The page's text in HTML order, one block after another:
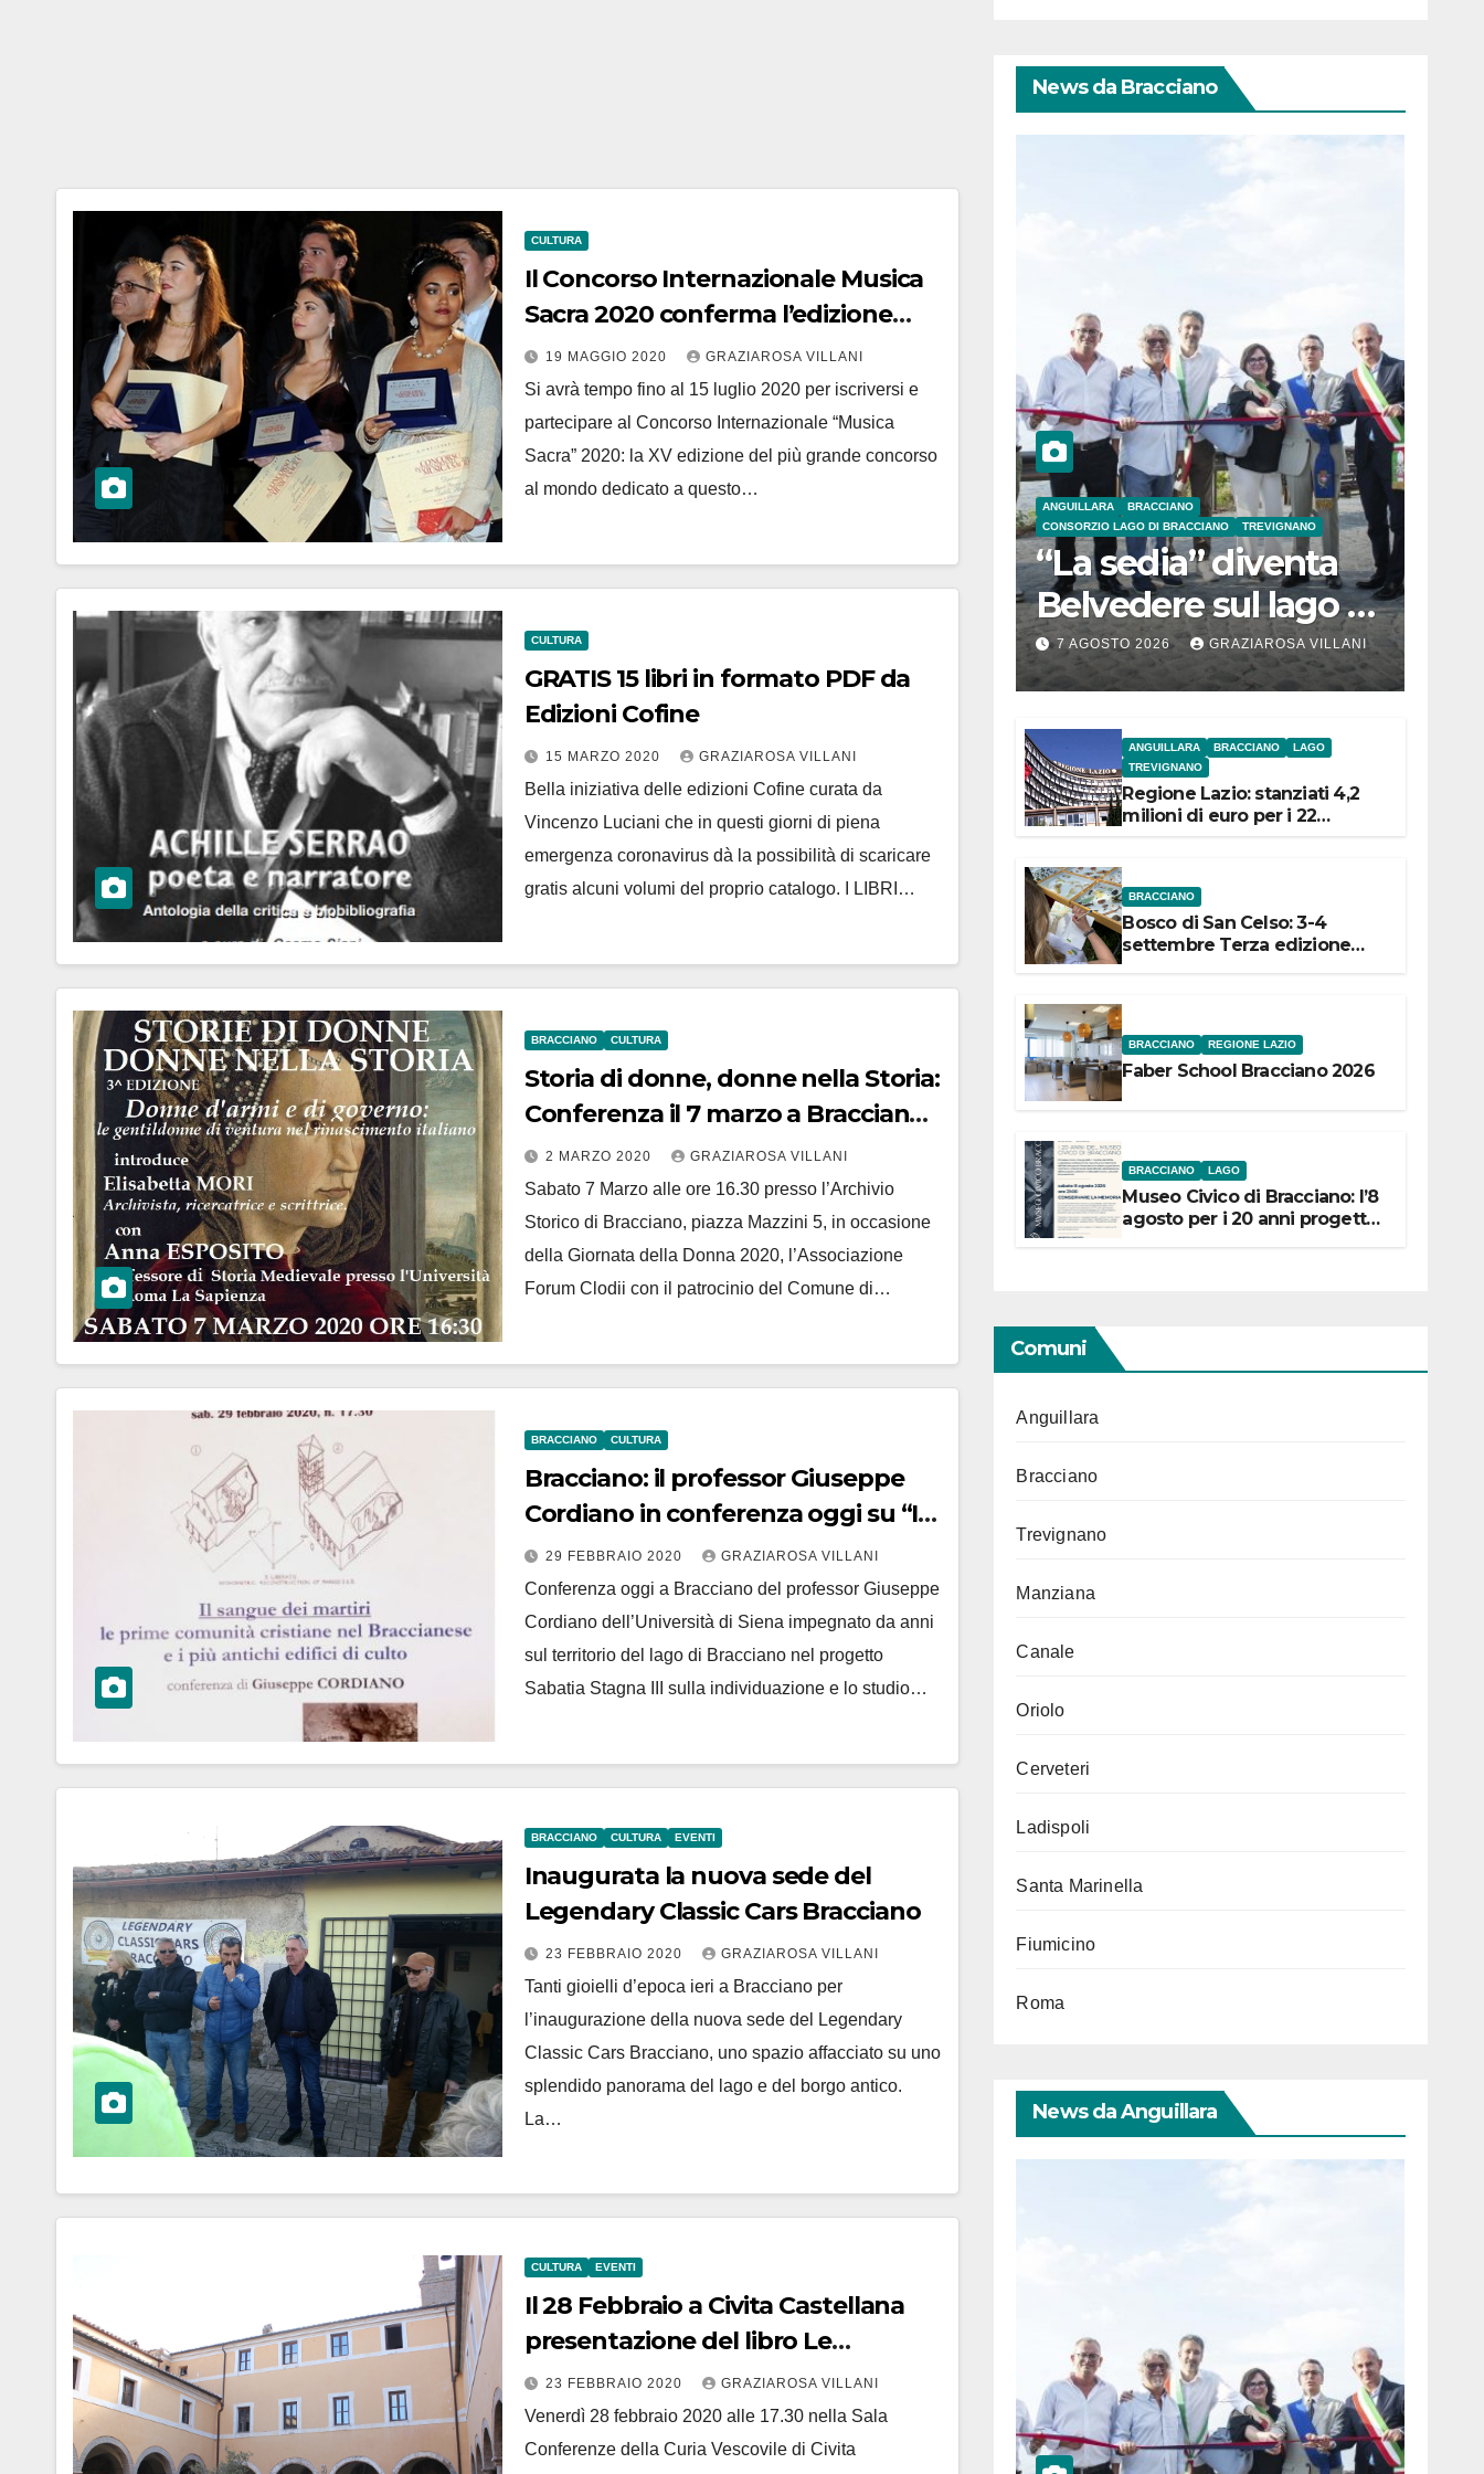
CULTURA
Il Concorso Internazionale Musica
Sacra 2020 conferma l’edizione
2020. Iscrizione all’Eliminatoria solo
tramite l’invio di un video entro 15
luglio.
19 MAGGIO 2020 GRAZIAROSA VILLANI
Si avrà tempo fino al 15 luglio 2020 per iscriversi e
partecipare al Concorso Internazionale “Musica
Sacra” 2020: la XV edizione del più grande concorso
al mondo dedicato a questo…
CULTURA
GRATIS 15 libri in formato PDF da
Edizioni Cofine
15 MARZO 2020 GRAZIAROSA VILLANI
Bella iniziativa delle edizioni Cofine curata da
Vincenzo Luciani che in questi giorni di piena
emergenza coronavirus dà la possibilità di scaricare
gratis alcuni volumi del proprio catalogo. I LIBRI…
BRACCIANO CULTURA
Storia di donne, donne nella Storia:
Conferenza il 7 marzo a Bracciano
a cura di Forum Clodii
2 MARZO 2020 GRAZIAROSA VILLANI
Sabato 7 Marzo alle ore 16.30 presso l’Archivio
Storico di Bracciano, piazza Mazzini 5, in occasione
della Giornata della Donna 2020, l’Associazione
Forum Clodii con il patrocinio del Comune di…
BRACCIANO CULTURA
Bracciano: il professor Giuseppe
Cordiano in conferenza oggi su “Il
sangue dei Martiri”
29 FEBBRAIO 2020 GRAZIAROSA VILLANI
Conferenza oggi a Bracciano del professor Giuseppe
Cordiano dell’Università di Siena impegnato da anni
sul territorio del lago di Bracciano nel progetto
Sabatia Stagna III sulla individuazione e lo studio…
BRACCIANO CULTURA EVENTI
Inaugurata la nuova sede del
Legendary Classic Cars Bracciano
23 FEBBRAIO 2020 GRAZIAROSA VILLANI
Tanti gioielli d’epoca ieri a Bracciano per
l’inaugurazione della nuova sede del Legendary
Classic Cars Bracciano, uno spazio affacciato su uno
splendido panorama del lago e del borgo antico.
La…
CULTURA EVENTI
Il 28 Febbraio a Civita Castellana
presentazione del libro Le
Catacombe della Tuscia Viterbese
23 FEBBRAIO 2020 GRAZIAROSA VILLANI
Venerdì 28 febbraio 2020 alle 17.30 nella Sala
Conferenze della Curia Vescovile di Civita
News da Bracciano
ANGUILLARA
BRACCIANO
CONSORZIO LAGO DI BRACCIANO
TREVIGNANO
“La sedia” diventa
Belvedere sul lago di
Bracciano: ieri
l’inaugurazione
7 AGOSTO 2026 GRAZIAROSA VILLANI
ANGUILLARA BRACCIANO
LAGO
TREVIGNANO
Regione Lazio: stanziati 4,2
milioni di euro per i 22
BRACCIANO
Bosco di San Celso: 3-4
settembre Terza edizione
BRACCIANO REGIONE LAZIO
Faber School Bracciano 2026
BRACCIANO LAGO
Museo Civico di Bracciano: l’8
agosto per i 20 anni progetto
Comuni
Anguillara
Bracciano
Trevignano
Manziana
Canale
Oriolo
Cerveteri
Ladispoli
Santa Marinella
Fiumicino
Roma
News da Anguillara